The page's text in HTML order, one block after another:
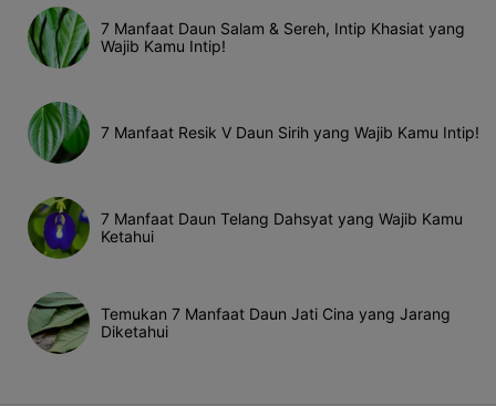
7 Manfaat Daun Salam & Sereh, Intip Khasiat yang
Wajib Kamu Intip!
7 Manfaat Resik V Daun Sirih yang Wajib Kamu Intip!
7 Manfaat Daun Telang Dahsyat yang Wajib Kamu
Ketahui
Temukan 7 Manfaat Daun Jati Cina yang Jarang
Diketahui